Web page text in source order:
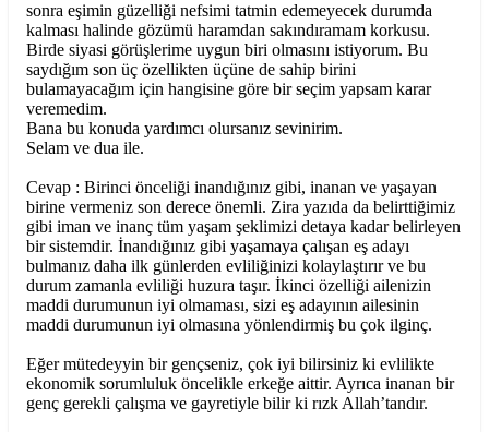
sonra eşimin güzelliği nefsimi tatmin edemeyecek durumda
kalması halinde gözümü haramdan sakındıramam korkusu.
Birde siyasi görüşlerime uygun biri olmasını istiyorum. Bu
saydığım son üç özellikten üçüne de sahip birini
bulamayacağım için hangisine göre bir seçim yapsam karar
veremedim.
Bana bu konuda yardımcı olursanız sevinirim.
Selam ve dua ile.
Cevap : Birinci önceliği inandığınız gibi, inanan ve yaşayan
birine vermeniz son derece önemli. Zira yazıda da belirttiğimiz
gibi iman ve inanç tüm yaşam şeklimizi detaya kadar belirleyen
bir sistemdir. İnandığınız gibi yaşamaya çalışan eş adayı
bulmanız daha ilk günlerden evliliğinizi kolaylaştırır ve bu
durum zamanla evliliği huzura taşır. İkinci özelliği ailenizin
maddi durumunun iyi olmaması, sizi eş adayının ailesinin
maddi durumunun iyi olmasına yönlendirmiş bu çok ilginç.
Eğer mütedeyyin bir gençseniz, çok iyi bilirsiniz ki evlilikte
ekonomik sorumluluk öncelikle erkeğe aittir. Ayrıca inanan bir
genç gerekli çalışma ve gayretiyle bilir ki rızk Allah’tandır.